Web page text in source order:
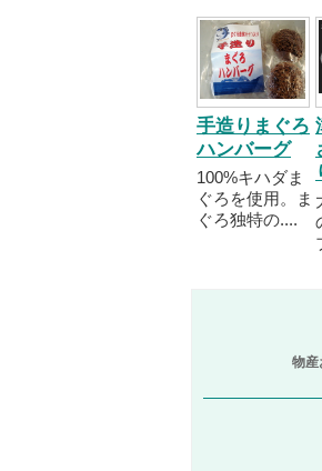
手造りまぐろ
ハンバーグ
100%キハダま
ぐろを使用。ま
ぐろ独特の....
物産